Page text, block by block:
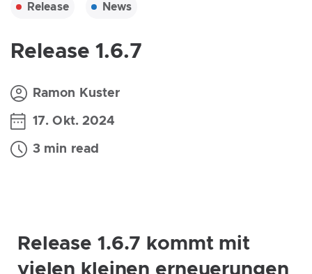
Release News
Release 1.6.7
Ramon Kuster
17. Okt. 2024
3 min read
Release 1.6.7 kommt mit
vielen kleinen erneuerungen